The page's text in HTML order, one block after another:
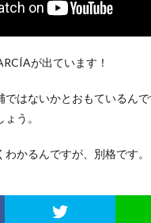
が出ています！
ではないかとおもているん
う。
かるんですが、別格です。